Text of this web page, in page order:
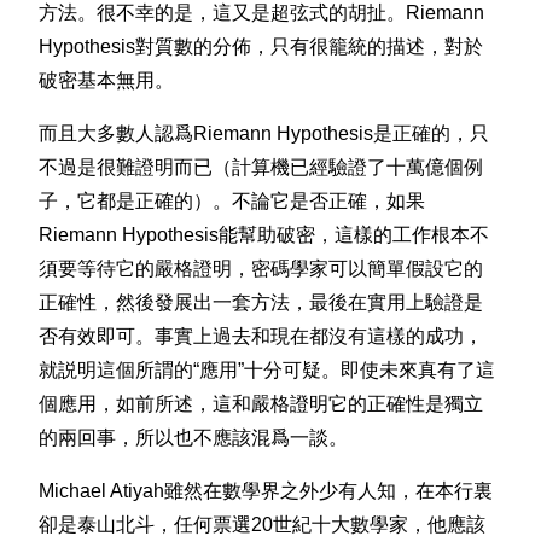
方法。很不幸的是，這又是超弦式的胡扯。Riemann
Hypothesis對質數的分佈，只有很籠統的描述，對於
破密基本無用。
而且大多數人認爲Riemann Hypothesis是正確的，只
不過是很難證明而已（計算機已經驗證了十萬億個例
子，它都是正確的）。不論它是否正確，如果
Riemann Hypothesis能幫助破密，這樣的工作根本不
須要等待它的嚴格證明，密碼學家可以簡單假設它的
正確性，然後發展出一套方法，最後在實用上驗證是
否有效即可。事實上過去和現在都沒有這樣的成功，
就説明這個所謂的“應用”十分可疑。即使未來真有了這
個應用，如前所述，這和嚴格證明它的正確性是獨立
的兩回事，所以也不應該混爲一談。
Michael Atiyah雖然在數學界之外少有人知，在本行裏
卻是泰山北斗，任何票選20世紀十大數學家，他應該